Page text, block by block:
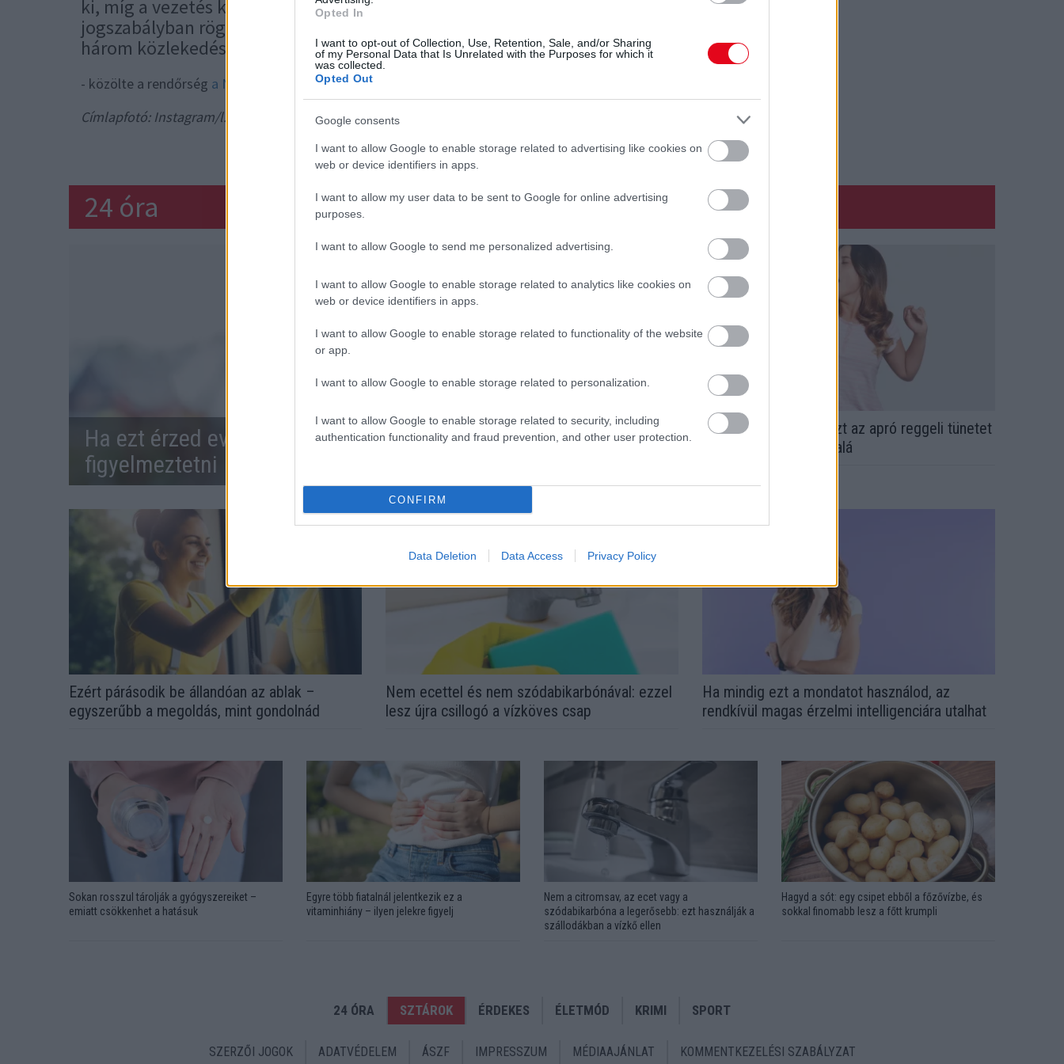
Opted In
I want to opt-out of Collection, Use, Retention, Sale, and/or Sharing
of my Personal Data that Is Unrelated with the Purposes for which it
was collected.
Opted Out
Google consents
I want to allow Google to enable storage related to advertising like cookies on
web or device identifiers in apps.
I want to allow my user data to be sent to Google for online advertising
purposes.
I want to allow Google to send me personalized advertising.
I want to allow Google to enable storage related to analytics like cookies on
web or device identifiers in apps.
I want to allow Google to enable storage related to functionality of the website
or app.
I want to allow Google to enable storage related to personalization.
I want to allow Google to enable storage related to security, including
authentication functionality and fraud prevention, and other user protection.
CONFIRM
Data Deletion Data Access Privacy Policy
ki, míg a vezetés közben kézben tartott mobiltelefonnal videózás miatt a
jogszabályban rögzített húszezer forint pénzbírságot szabta ki, valamint
három közlekedési előéleti pontot rögzített”
- közölte a rendőrség a Naphire.hu
megkeresésére.
Címlapfotó: Instagram/l.l.junior
RENDŐRSÉG L. L. JUNIOR
24 óra
Ha ezt érzed evés után, a szervezeted fontos dologra próbál
figyelmeztetni
Orvos figyelmeztet: ezt az apró reggeli tünetet
ne söpörd a szőnyeg alá
Ezért párásodik be állandóan az ablak –
egyszerűbb a megoldás, mint gondolnád
Nem ecettel és nem szódabikarbónával: ezzel
lesz újra csillogó a vízköves csap
Ha mindig ezt a mondatot használod, az
rendkívül magas érzelmi intelligenciára utalhat
Sokan rosszul tárolják a gyógyszereiket –
emiatt csökkenhet a hatásuk
Egyre több fiatalnál jelentkezik ez a
vitaminhiány – ilyen jelekre figyelj
Nem a citromsav, az ecet vagy a
szódabikarbóna a legerősebb: ezt használják a
szállodákban a vízkő ellen
Hagyd a sót: egy csipet ebből a főzővízbe, és
sokkal finomabb lesz a főtt krumpli
24 ÓRA SZTÁROK ÉRDEKES ÉLETMÓD KRIMI SPORT
SZERZŐI JOGOK ADATVÉDELEM ÁSZF IMPRESSZUM MÉDIAAJÁNLAT KOMMENTKEZELÉSI SZABÁLYZAT